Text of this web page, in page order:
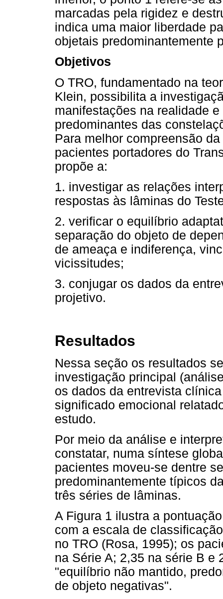
marcadas pela rigidez e
indica uma maior liberdade
objetais predominantemente
Objetivos
O TRO, fundamentado na
Klein, possibilita a
manifestações na realidade
predominantes das
Para melhor compreensão
pacientes portadores do
propõe a:
1. investigar as relações
respostas às lâminas do
2. verificar o equilíbrio
separação do objeto de
de ameaça e indiferença,
vicissitudes;
3. conjugar os dados da
projetivo.
Resultados
Nessa seção os resultados
investigação principal
os dados da entrevista
significado emocional
estudo.
Por meio da análise e
constatar, numa síntese
pacientes moveu-se dentre
predominantemente típicos
três séries de lâminas.
A Figura 1 ilustra a
com a escala de
no TRO (Rosa, 1995); os
na Série A; 2,35 na série B e
"equilíbrio não mantido,
de objeto negativas".